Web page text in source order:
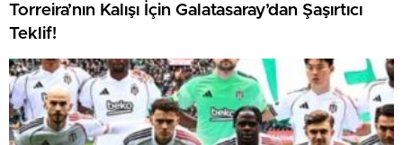
Torreira’nın Kalışı İçin Galatasaray’dan Şaşırtıcı
Teklif!